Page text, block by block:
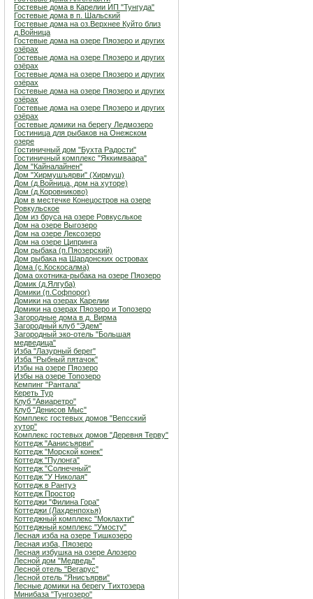
Гостевые дома в Карелии ИП "Тунгуда"
Гостевые дома в п. Шальский
Гостевые дома на оз.Верхнее Куйто близ
д.Войница
Гостевые дома на озере Пяозеро и других
озёрах
Гостевые дома на озере Пяозеро и других
озёрах
Гостевые дома на озере Пяозеро и других
озёрах
Гостевые дома на озере Пяозеро и других
озёрах
Гостевые дома на озере Пяозеро и других
озёрах
Гостевые домики на берегу Ледмозеро
Гостиница для рыбаков на Онежском
озере
Гостиничный дом "Бухта Радости"
Гостиничный комплекс "Яккимваара"
Дом "Кайналайнен"
Дом "Хирмушъярви" (Хирмуш)
Дом (д.Войница, дом на хуторе)
Дом (д.Коровниково)
Дом в местечке Конецостров на озере
Ровкульское
Дом из бруса на озере Ровкуслькое
Дом на озере Выгозеро
Дом на озере Лексозеро
Дом на озере Ципринга
Дом рыбака (п.Пяозерский)
Дом рыбака на Шардонских островах
Дома (с.Коскосалма)
Дома охотника-рыбака на озере Пяозеро
Домик (д.Ялгуба)
Домики (п.Софпорог)
Домики на озерах Карелии
Домики на озерах Пяозеро и Топозеро
Загородные дома в д. Вирма
Загородный клуб "Эдем"
Загородный эко-отель "Большая
медведица"
Изба "Лазурный берег"
Изба "Рыбный пятачок"
Избы на озере Пяозеро
Избы на озере Топозеро
Кемпинг "Рантала"
Кереть Тур
Клуб "Авиаретро"
Клуб "Денисов Мыс"
Комплекс гостевых домов "Вепсский
хутор"
Комплекс гостевых домов "Деревня Терву"
Коттедж "Аанисъярви"
Коттедж "Морской конек"
Коттедж "Пулонга"
Коттедж "Солнечный"
Коттедж "У Николая"
Коттедж в Рантуэ
Коттедж Простор
Коттеджи "Филина Гора"
Коттеджи (Лахденпохья)
Коттеджный комплекс "Мoклахти"
Коттеджный комплекс "Умосту"
Лесная изба на озере Тишкозеро
Лесная изба, Пяозеро
Лесная избушка на озере Алозеро
Лесной дом "Медведь"
Лесной отель "Вегарус"
Лесной отель "Янисъярви"
Лесные домики на берегу Тихтозера
Минибаза "Тунгозеро"